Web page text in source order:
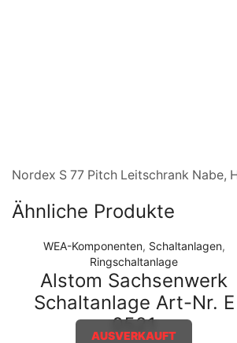
Nordex S 77 Pitch Leitschrank Nabe,
Ähnliche Produkte
AUSVERKAUFT
WEA-Komponenten, Schaltanlagen,
Ringschaltanlage
Alstom Sachsenwerk
Schaltanlage Art-Nr. E
0521